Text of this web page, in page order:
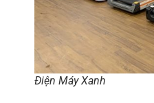
Điện Máy Xanh